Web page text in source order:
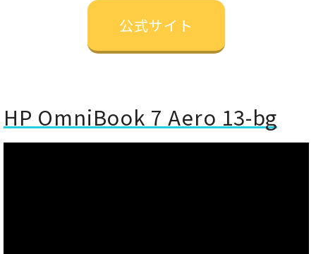
公式サイト
HP OmniBook 7 Aero 13-bg